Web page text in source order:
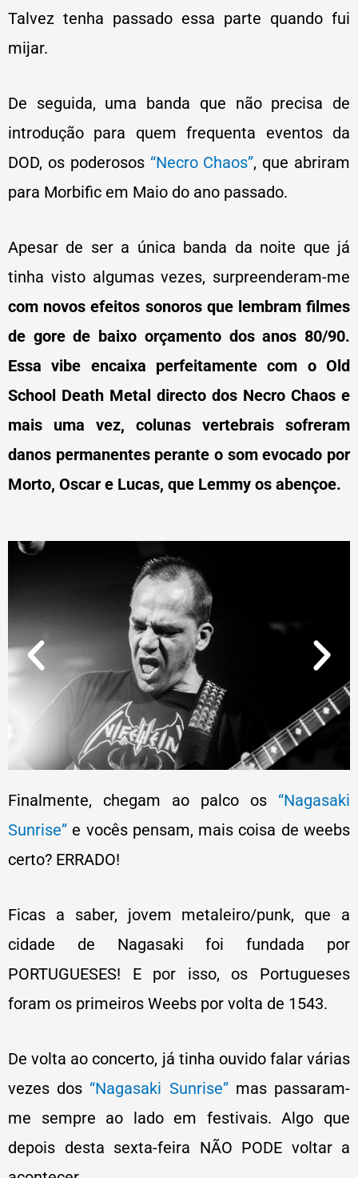
Talvez tenha passado essa parte quando fui
mijar.
De seguida, uma banda que não precisa de
introdução para quem frequenta eventos da
DOD, os poderosos “Necro Chaos”, que abriram
para Morbific em Maio do ano passado.
Apesar de ser a única banda da noite que já
tinha visto algumas vezes, surpreenderam-me
com novos efeitos sonoros que lembram filmes
de gore de baixo orçamento dos anos 80/90.
Essa vibe encaixa perfeitamente com o Old
School Death Metal directo dos Necro Chaos e
mais uma vez, colunas vertebrais sofreram
danos permanentes perante o som evocado por
Morto, Oscar e Lucas, que Lemmy os abençoe.
Finalmente, chegam ao palco os “Nagasaki
Sunrise” e vocês pensam, mais coisa de weebs
certo? ERRADO!
Ficas a saber, jovem metaleiro/punk, que a
cidade de Nagasaki foi fundada por
PORTUGUESES! E por isso, os Portugueses
foram os primeiros Weebs por volta de 1543.
De volta ao concerto, já tinha ouvido falar várias
vezes dos “Nagasaki Sunrise” mas passaram-
me sempre ao lado em festivais. Algo que
depois desta sexta-feira NÃO PODE voltar a